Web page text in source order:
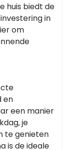
huis biedt de
in
om
en
een manier
je
te genieten
is de ideale